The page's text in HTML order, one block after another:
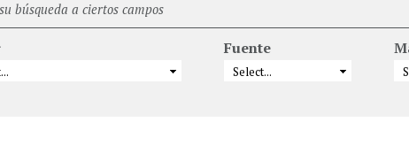
búsqueda a ciertos campos
Fuente